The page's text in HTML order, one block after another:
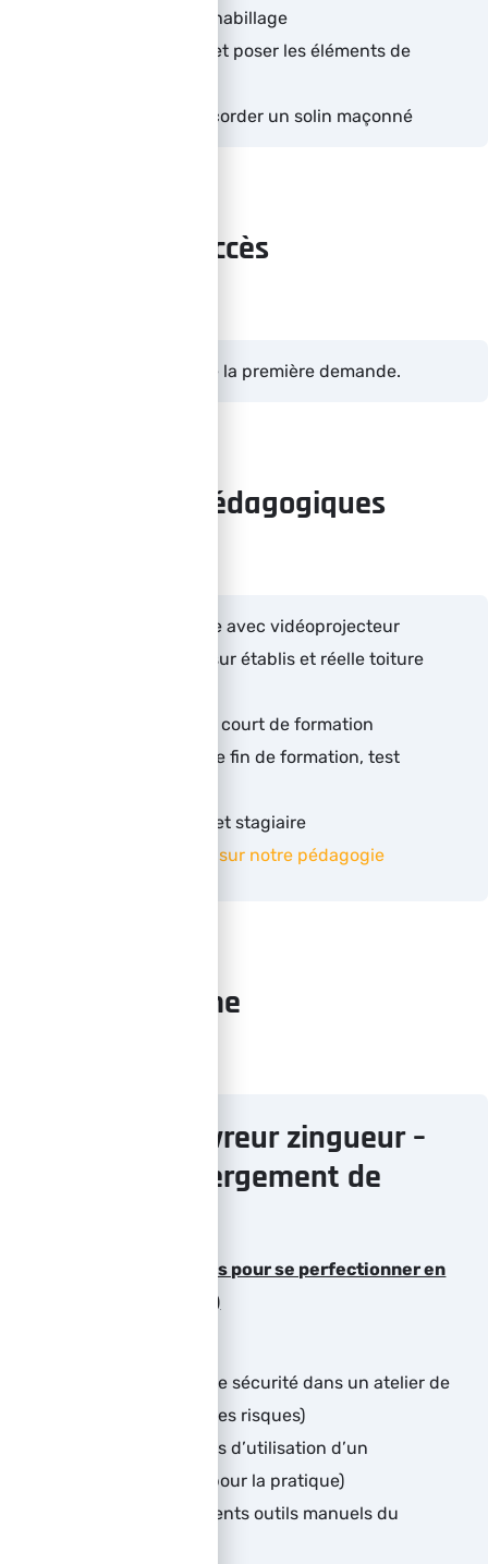
d’abergement et d’habillage
Ajuster, assembler et poser les éléments de
Savoir poser et raccorder un solin maçonné
Délais d'accès
3 semaines à compter de la première demande.
Moyens pédagogiques
Power point en salle avec vidéoprojecteur
Travaux pratiques sur établis et réelle toiture
Auto-évaluation en court de formation
QCM d’évaluation de fin de formation, test
Fourniture d’un livret stagiaire
Pour plus d’informations sur notre pédagogie
Programme
Formation couvreur zingueur –
Réaliser un abergement de
Les règles de bases pour se perfectionner en
zinguerie (théorie)
Rappel des règles de sécurité dans un atelier de
zingueur (analyse des risques)
Rappel sur les règles d’utilisation d’un
échafaudage fixe (pour la pratique)
Connaître les différents outils manuels du